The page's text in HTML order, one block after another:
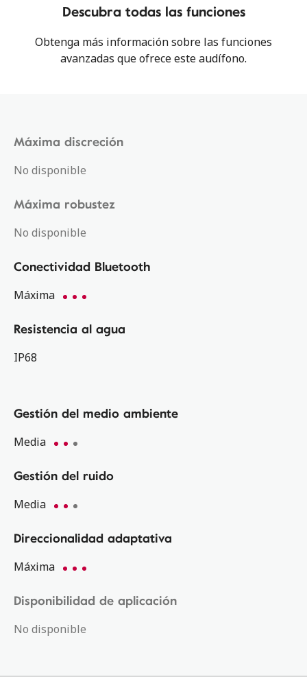
Descubra todas las funciones
Obtenga más información sobre las funciones
avanzadas que ofrece este audífono.
Máxima discreción
No disponible
Máxima robustez
No disponible
Conectividad Bluetooth
Máxima
Resistencia al agua
IP68
Gestión del medio ambiente
Media
Gestión del ruido
Media
Direccionalidad adaptativa
Máxima
Disponibilidad de aplicación
No disponible